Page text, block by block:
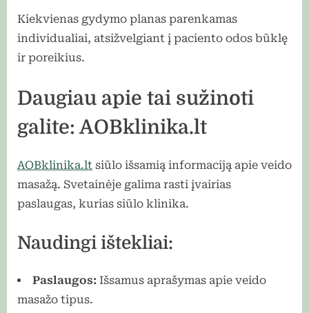
Kiekvienas gydymo planas parenkamas
individualiai, atsižvelgiant į paciento odos būklę
ir poreikius.
Daugiau apie tai sužinoti
galite: AOBklinika.lt
AOBklinika.lt siūlo išsamią informaciją apie veido
masažą. Svetainėje galima rasti įvairias
paslaugas, kurias siūlo klinika.
Naudingi ištekliai:
Paslaugos: Išsamus aprašymas apie veido
masažo tipus.